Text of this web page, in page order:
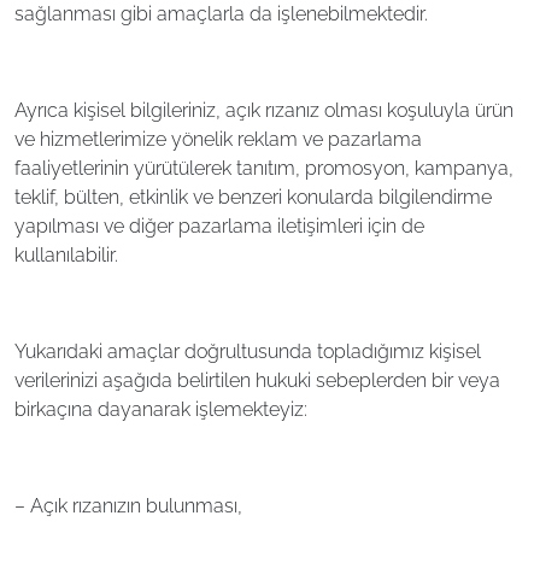
sağlanması gibi amaçlarla da işlenebilmektedir.
Ayrıca kişisel bilgileriniz, açık rızanız olması koşuluyla ürün
ve hizmetlerimize yönelik reklam ve pazarlama
faaliyetlerinin yürütülerek tanıtım, promosyon, kampanya,
teklif, bülten, etkinlik ve benzeri konularda bilgilendirme
yapılması ve diğer pazarlama iletişimleri için de
kullanılabilir.
Yukarıdaki amaçlar doğrultusunda topladığımız kişisel
verilerinizi aşağıda belirtilen hukuki sebeplerden bir veya
birkaçına dayanarak işlemekteyiz:
– Açık rızanızın bulunması,